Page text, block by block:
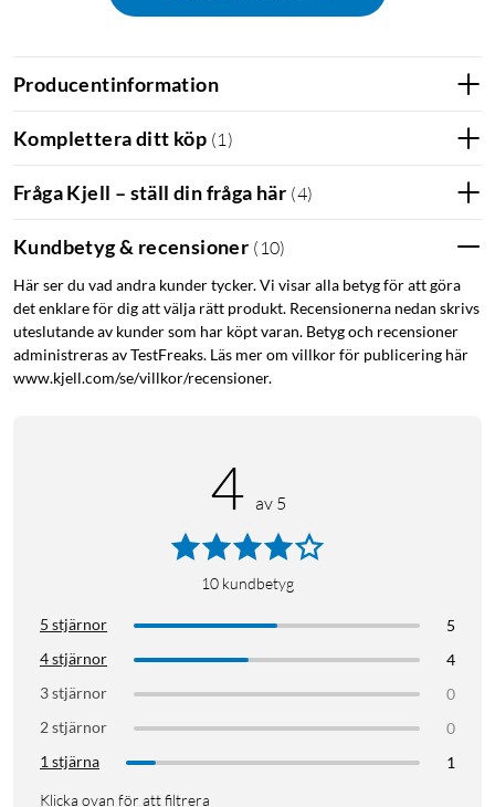
Producentinformation
Komplettera ditt köp (1 )
Fråga Kjell – ställ din fråga här (4)
Kundbetyg & recensioner ( 10)
Här ser du vad andra kunder tycker. Vi visar alla betyg för att göra
det enklare för dig att välja rätt produkt. Recensionerna nedan skrivs
uteslutande av kunder som har köpt varan. Betyg och recensioner
administreras av TestFreaks. Läs mer om villkor för publicering här
www.kjell.com/se/villkor/recensioner.
4 av 5
10 kundbetyg
5 stjärnor
5
4 stjärnor
4
3 stjärnor
0
2 stjärnor
0
1 stjärna
1
Klicka ovan för att filtrera